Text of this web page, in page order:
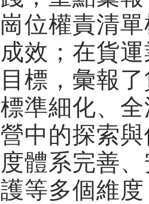
位權責清
效；在貨
標，彙報
準細化、
中的探索
體系完善
等多個維